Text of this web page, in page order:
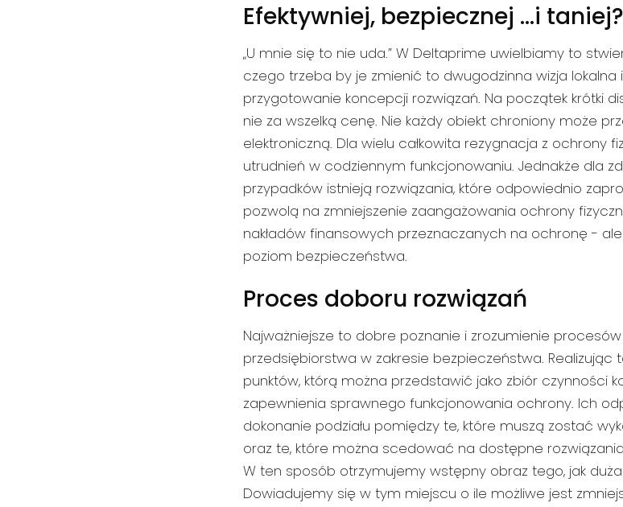
Efektywniej, bezpiecznej …i taniej?
„U mnie się to nie uda.” W Deltaprime uwielbiamy to
czego trzeba by je zmienić to dwugodzinna wizja lokalna
przygotowanie koncepcji rozwiązań. Na początek krótki
nie za wszelką cenę. Nie każdy obiekt chroniony może
elektroniczną. Dla wielu całkowita rezygnacja z ochrony
utrudnień w codziennym funkcjonowaniu. Jednakże dla
przypadków istnieją rozwiązania, które odpowiednio
pozwolą na zmniejszenie zaangażowania ochrony
nakładów finansowych przeznaczanych na ochronę -
poziom bezpieczeństwa.
Proces doboru rozwiązań
Najważniejsze to dobre poznanie i zrozumienie
przedsiębiorstwa w zakresie bezpieczeństwa.
punktów, którą można przedstawić jako zbiór czynności
zapewnienia sprawnego funkcjonowania ochrony. Ich
dokonanie podziału pomiędzy te, które muszą zostać
oraz te, które można scedować na dostępne
W ten sposób otrzymujemy wstępny obraz tego, jak
Dowiadujemy się w tym miejscu o ile możliwe jest